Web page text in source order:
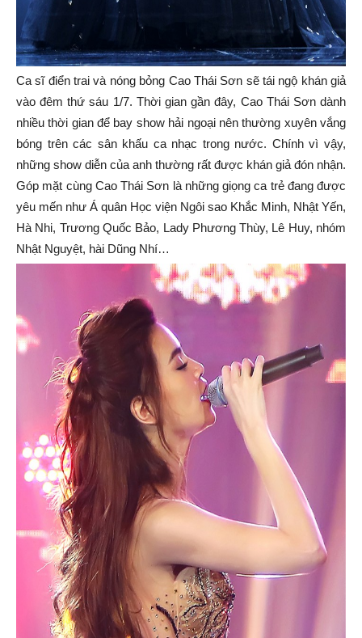
Ca sĩ điển trai và nóng bỏng Cao Thái Sơn sẽ tái ngộ khán giả
vào đêm thứ sáu 1/7. Thời gian gần đây, Cao Thái Sơn dành
nhiều thời gian để bay show hải ngoại nên thường xuyên vắng
bóng trên các sân khấu ca nhạc trong nước. Chính vì vậy,
những show diễn của anh thường rất được khán giả đón nhận.
Góp mặt cùng Cao Thái Sơn là những giọng ca trẻ đang được
yêu mến như Á quân Học viện Ngôi sao Khắc Minh, Nhật Yến,
Hà Nhi, Trương Quốc Bảo, Lady Phương Thùy, Lê Huy, nhóm
Nhật Nguyệt, hài Dũng Nhí…